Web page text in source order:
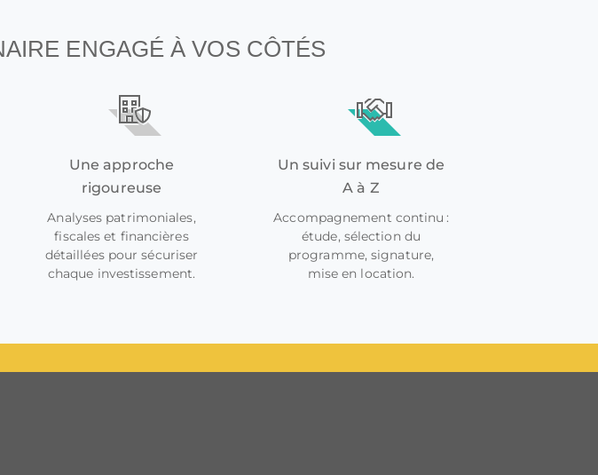
ENGAGÉ À VOS CÔTÉS
Une approche
rigoureuse
Analyses patrimoniales,
fiscales et financières
détaillées pour sécuriser
chaque investissement.
Un suivi sur mesure de
A à Z
Accompagnement continu :
étude, sélection du
programme, signature,
mise en location.